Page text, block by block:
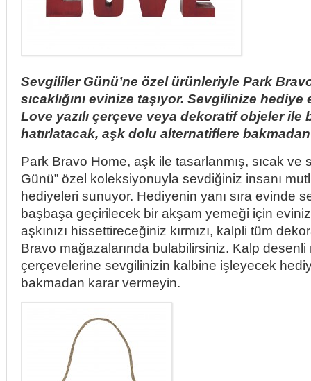
Sevgililer Günü’ne özel ürünleriyle Park
sıcaklığını evinize taşıyor. Sevgilinize
Love yazılı çerçeve veya dekoratif objeler ile
hatırlatacak, aşk dolu alternatiflere
Park Bravo Home, aşk ile tasarlanmış, sıcak ve
Günü” özel koleksiyonuyla sevdiğiniz insanı
hediyeleri sunuyor. Hediyenin yanı sıra evinde
başbaşa geçirilecek bir akşam yemeği için
aşkınızı hissettireceğiniz kırmızı, kalpli tüm
Bravo mağazalarında bulabilirsiniz. Kalp
çerçevelerine sevgilinizin kalbine işleyecek
bakmadan karar vermeyin.